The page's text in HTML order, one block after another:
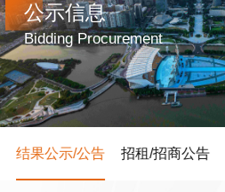
公示信息
Bidding Procurement
结果公示/公告 招租/招商公告